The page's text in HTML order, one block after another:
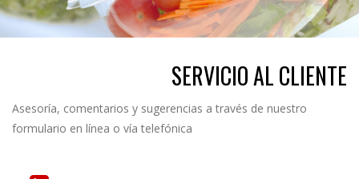
SERVICIO AL CLIENTE
Asesoría, comentarios y sugerencias a través de nuestro
formulario en línea o vía telefónica